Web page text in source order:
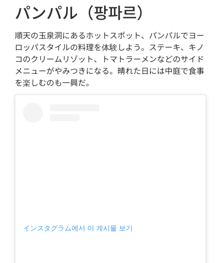
パンパル（팡파르）
順天の玉泉洞にあるホットスポット、パンパルでヨー
ロッパスタイルの料理を体験しよう。ステーキ、キノ
コのクリームリゾット、トマトラーメンなどのサイド
メニューがやみつきになる。晴れた日には中庭で食事
を楽しむのも一興だ。
インスタグラム에서 이 게시물 보기